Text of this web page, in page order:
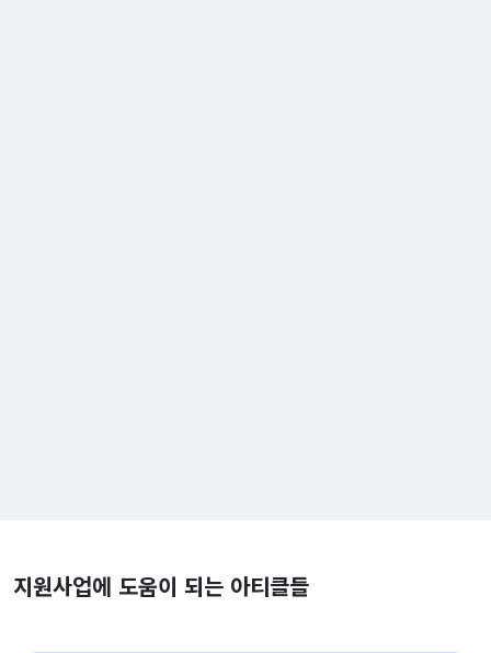
지원사업에 도움이 되는 아티클들